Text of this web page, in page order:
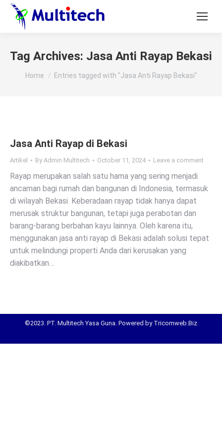
Tag Archives: Jasa Anti Rayap Bekasi
You are here:
Home Entries tagged with "Jasa Anti Rayap Bekasi"
Jasa Anti Rayap di Bekasi
Artikel ByAdmin Multitech October 11, 2024 Leave a comment
Rayap merupakan salah satu hama yang sering menjadi
ancaman bagi rumah dan bangunan di Indonesia, termasuk
di wilayah Bekasi. Keberadaan rayap tidak hanya dapat
merusak struktur bangunan, tetapi juga perabotan dan
barang-barang berbahan kayu lainnya. Oleh karena itu,
menggunakan jasa anti rayap di Bekasi adalah solusi tepat
untuk melindungi properti Anda dari kerusakan yang
diakibatkan…
©2023. PT. Multitech Yasa Guna. Powered by Tricomweb.Biz